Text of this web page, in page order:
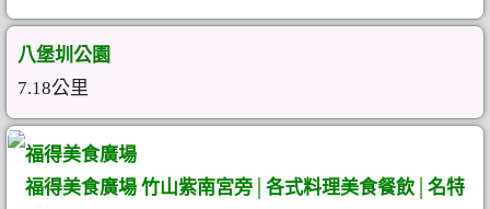
八堡圳公園
7.18公里
福得美食廣場
福得美食廣場 竹山紫南宮旁│各式料理美食餐飲│名特